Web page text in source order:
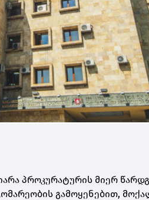
პროკურატურის მიერ
გამოყენებით,